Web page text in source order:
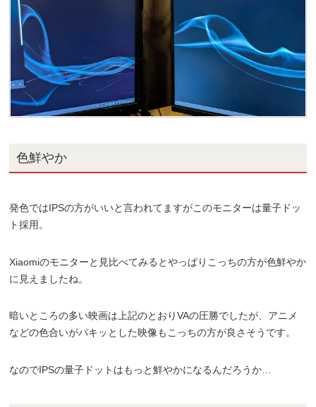
色鮮やか
発色ではIPSの方がいいと言われてますがこのモニターは量子ドッ
ト採用。
Xiaomiのモニターと見比べてみるとやっぱりこっちの方が色鮮やか
に見えましたね。
暗いところの多い映画は上記のとおりVAの圧勝でしたが、アニメ
などの色合いがパキッとした映像もこっちの方が良さそうです。
なのでIPSの量子ドットはもっと鮮やかになるんだろうか…